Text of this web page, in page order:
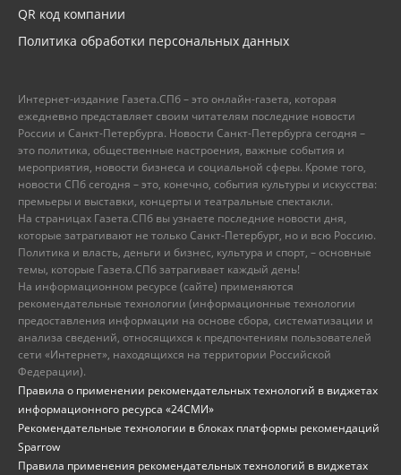
QR код компании
Политика обработки персональных данных
Интернет-издание Газета.СПб – это онлайн-газета, которая
ежедневно представляет своим читателям последние новости
России и Санкт-Петербурга. Новости Санкт-Петербурга сегодня –
это политика, общественные настроения, важные события и
мероприятия, новости бизнеса и социальной сферы. Кроме того,
новости СПб сегодня – это, конечно, события культуры и искусства:
премьеры и выставки, концерты и театральные спектакли.
На страницах Газета.СПб вы узнаете последние новости дня,
которые затрагивают не только Санкт-Петербург, но и всю Россию.
Политика и власть, деньги и бизнес, культура и спорт, – основные
темы, которые Газета.СПб затрагивает каждый день!
На информационном ресурсе (сайте) применяются
рекомендательные технологии (информационные технологии
предоставления информации на основе сбора, систематизации и
анализа сведений, относящихся к предпочтениям пользователей
сети «Интернет», находящихся на территории Российской
Федерации).
Правила о применении рекомендательных технологий в виджетах
информационного ресурса «24СМИ»
Рекомендательные технологии в блоках платформы рекомендаций
Sparrow
Правила применения рекомендательных технологий в виджетах